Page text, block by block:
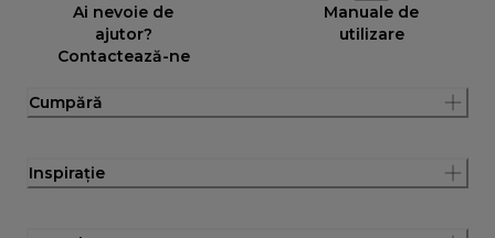
Ai nevoie de
ajutor?
Contactează-ne
Manuale de
utilizare
Cumpără
Inspirație